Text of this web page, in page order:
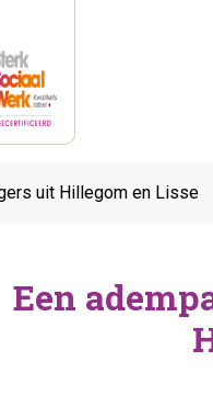
uit Hillegom en Lisse
Een